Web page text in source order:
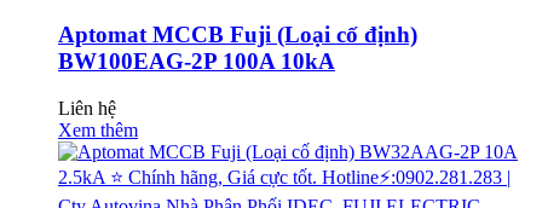
Aptomat MCCB Fuji (Loại cố định)
BW100EAG-2P 100A 10kA
Liên hệ
Xem thêm